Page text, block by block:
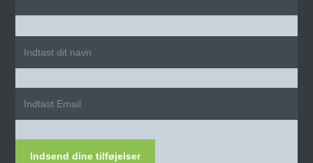
Indsend dine tilføjelser